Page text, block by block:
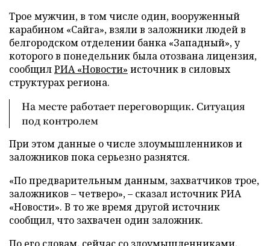
Трое мужчин, в том числе один, вооруженный
карабином «Сайга», взяли в заложники людей в
белгородском отделении банка «Западный», у
которого в понедельник была отозвана лицензия,
сообщилРИА «Новости» источник в силовых
структурах региона.
На месте работает переговорщик. Ситуация
под контролем
При этом данные о числе злоумышленников и
заложников пока серьезно разнятся.
«По предварительным данным, захватчиков трое,
заложников – четверо», – сказал источник РИА
«Новости». В то же время другой источник
сообщил, что захвачен один заложник.